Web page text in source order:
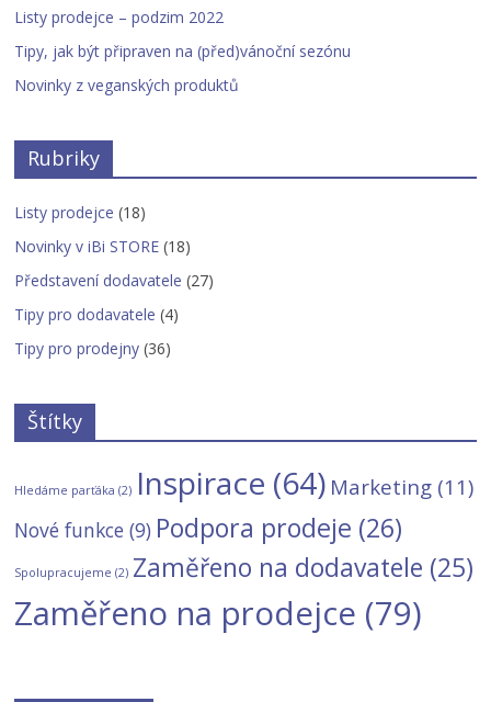
Listy prodejce – podzim 2022
Tipy, jak být připraven na (před)vánoční sezónu
Novinky z veganských produktů
Rubriky
Listy prodejce (18)
Novinky v iBi STORE (18)
Představení dodavatele (27)
Tipy pro dodavatele (4)
Tipy pro prodejny (36)
Štítky
Hledáme parťáka (2) Inspirace (64) Marketing (11)
Nové funkce (9) Podpora prodeje (26)
Spolupracujeme (2) Zaměřeno na dodavatele (25)
Zaměřeno na prodejce (79)